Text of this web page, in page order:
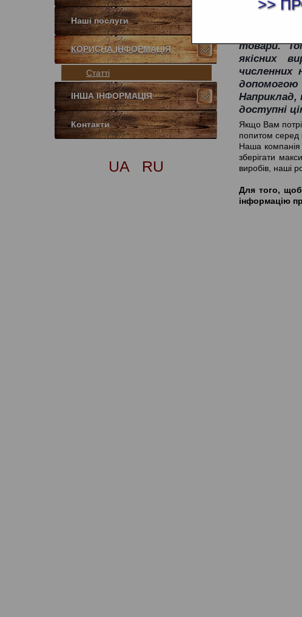
Наші послуги
КОРИСНА ІНФОРМАЦІЯ
Статті
ІНША ІНФОРМАЦІЯ
Контакти
UA RU
товари.
якісних
численних
Наприклад,
доступні
Якщо Вам
попитом серед
Наша компанія
зберігати
виробів, наші
Для того, щоб
інформацію
>>